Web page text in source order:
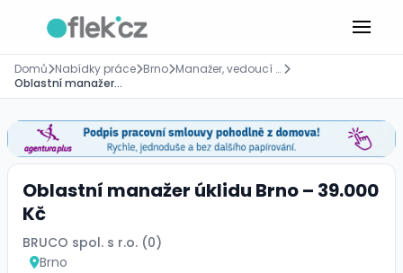
Domů Nabídky práce Brno
Manažer, vedoucí pracovník
Oblastní manažer úklidu Brno – 39.000 Kč
Oblastní manažer úklidu Brno – 39.000
Kč
BRUCO spol. s r.o. (0)
Brno